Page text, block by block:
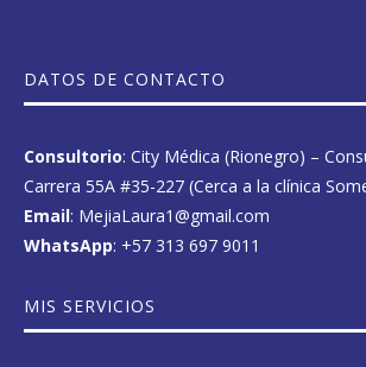
DATOS DE CONTACTO
Consultorio: City Médica (Rionegro) –
Carrera 55A #35-227 (Cerca a la clínica
Email: MejiaLaura1@gmail.com
WhatsApp: +57 313 697 9011
MIS SERVICIOS